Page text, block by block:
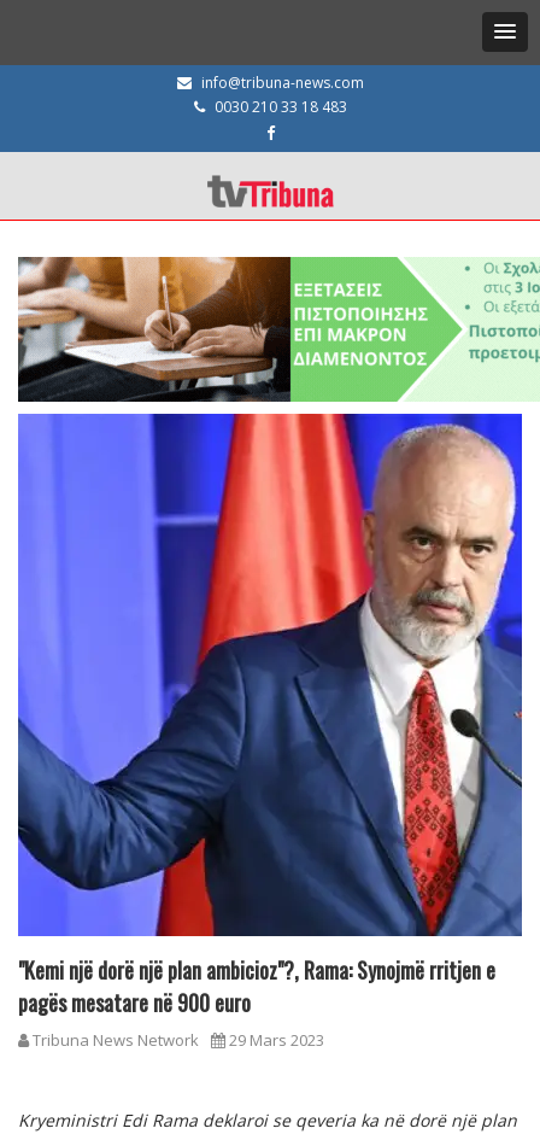
info@tribuna-news.com
0030 210 33 18 483
"Kemi një dorë një plan ambicioz"?, Rama: Synojmë rritjen e
pagës mesatare në 900 euro
Tribuna News Network 29 Mars 2023
Kryeministri Edi Rama deklaroi se qeveria ka në dorë një plan